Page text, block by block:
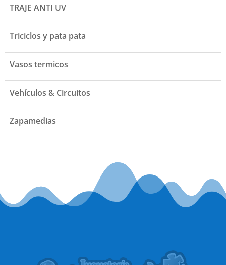
TRAJE ANTI UV
Triciclos y pata pata
Vasos termicos
Vehículos & Circuitos
Zapamedias